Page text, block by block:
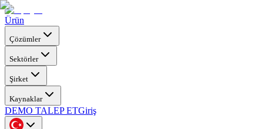
Ürün
Çözümler
Sektörler
Şirket
Kaynaklar
DEMO TALEP ETGiriş